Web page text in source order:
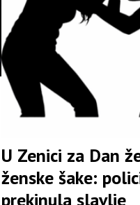
U Zenici za Dan
ženske šake:
prekinula slavlje